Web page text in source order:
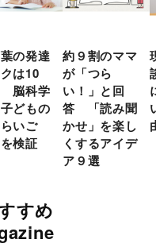
の発達
は10
脳科学
どもの
らいご
検証
約９割のママ
が「つら
い！」と回
答 「読み聞
かせ」を楽し
くするアイデ
ア９選
すめ